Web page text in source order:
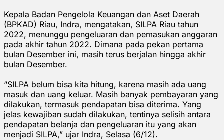
Kepala Badan Pengelola Keuangan dan Aset Daerah
(BPKAD) Riau, Indra, mengatakan, SILPA Riau tahun
2022, menunggu pengeluaran dan pemasukan anggaran
pada akhir tahun 2022. Dimana pada pekan pertama
bulan Desember ini, masih terus berjalan hingga akhir
bulan Desember.
“SILPA belum bisa kita hitung, karena masih ada uang
masuk dan uang keluar. Masih banyak pembayaran yang
dilakukan, termasuk pendapatan bisa diterima. Yang
jelas kewajiban sudah dilakukan, tentinya selisih antara
pendapatan belanja dan pengeluaran itu yang akan
menjadi SILPA,” ujar Indra, Selasa (6/12).